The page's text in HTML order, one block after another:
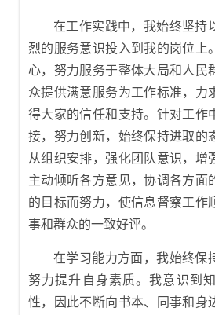
在工作实践中，我始终坚持
烈的服务意识投入到我的岗位上
心，努力服务于整体大局和人民
众提供满意服务为工作标准，力
得大家的信任和支持。针对工作
接，努力创新，始终保持进取的
从组织安排，强化团队意识，增
主动倾听各方意见，协调各方面
的目标而努力，使信息督察工作
事和群众的一致好评。
在学习能力方面，我始终保
努力提升自身素质。我意识到
性，因此不断向书本、同事和身